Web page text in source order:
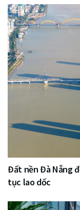
Đất nền Đà Nẵng
tục lao dốc